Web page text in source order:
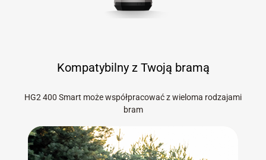
Kompatybilny z Twoją bramą
HG2 400 Smart może współpracować z wieloma rodzajami
bram